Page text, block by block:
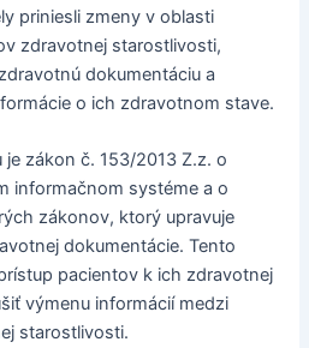
priniesli zmeny v oblasti
zdravotnej starostlivosti,
dokumentáciu a
o ich zdravotnom stave.
zákon č. 153/2013 Z.z. o
informačnom systéme a o
zákonov, ktorý upravuje
dokumentácie. Tento
pacientov k ich zdravotnej
výmenu informácií medzi
starostlivosti.